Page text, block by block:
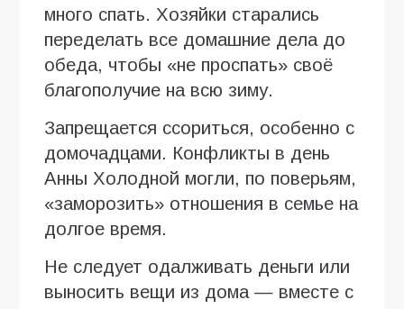
много спать. Хозяйки старались
переделать все домашние дела до
обеда, чтобы «не проспать» своё
благополучие на всю зиму.
Запрещается ссориться, особенно с
домочадцами. Конфликты в день
Анны Холодной могли, по поверьям,
«заморозить» отношения в семье на
долгое время.
Не следует одалживать деньги или
выносить вещи из дома — вместе с